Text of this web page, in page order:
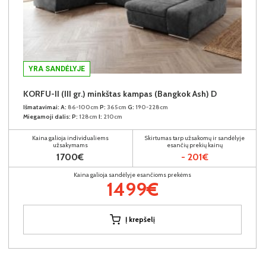
YRA SANDĖLYJE
KORFU-II (III gr.) minkštas kampas (Bangkok Ash) D
Išmatavimai: A: 86-100cm P: 365cm G: 190-228cm
Miegamoji dalis: P: 128cm I: 210cm
Kaina galioja individualiems
užsakymams
1700€
Skirtumas tarp užsakomų ir sandėlyje
esančių prekių kainų
- 201€
Kaina galioja sandėlyje esančioms prekėms
1499€
Į krepšelį